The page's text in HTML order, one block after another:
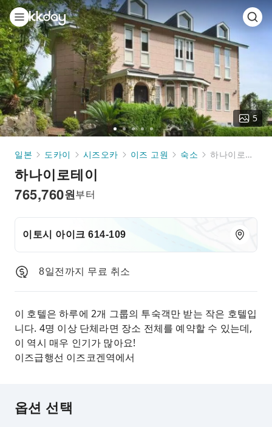
Go
to
GoGo
to
GoGo
5
일본 도카이 시즈오카 이즈 고원 숙소 하나이로테이
하나이로테이
원
765,760 부터
이토시 아이크 614-109
8일전까지 무료 취소
이 호텔은 하루에 2개 그룹의 투숙객만 받는 작은 호텔입
니다. 4명 이상 단체라면 장소 전체를 예약할 수 있는데,
이 역시 매우 인기가 많아요!
이즈급행선 이즈코겐역에서
옵션 선택